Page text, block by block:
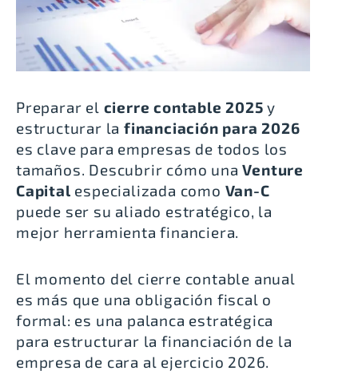
Preparar el cierre contable 2025 y
estructurar lafinanciación para 2026
es clave para empresas de todos los
tamaños. Descubrir cómo unaVenture
Capital especializada como Van-C
puede ser su aliado estratégico, la
mejor herramienta financiera.
El momento del cierre contable anual
es más que una obligación fiscal o
formal: es una palanca estratégica
para estructurar la financiación de la
empresa de cara al ejercicio 2026.